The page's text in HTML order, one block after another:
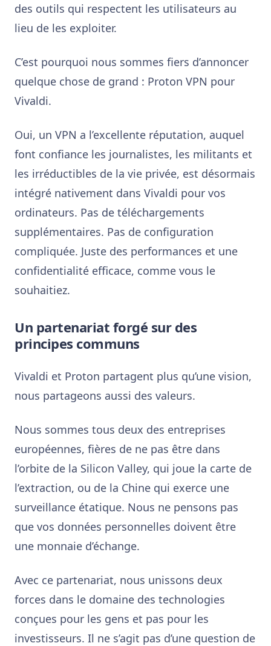
des outils qui respectent les utilisateurs au
lieu de les exploiter.
C’est pourquoi nous sommes fiers d’annoncer
quelque chose de grand : Proton VPN pour
Vivaldi.
Oui, un VPN a l’excellente réputation, auquel
font confiance les journalistes, les militants et
les irréductibles de la vie privée, est désormais
intégré nativement dans Vivaldi pour vos
ordinateurs. Pas de téléchargements
supplémentaires. Pas de configuration
compliquée. Juste des performances et une
confidentialité efficace, comme vous le
souhaitiez.
Un partenariat forgé sur des
principes communs
Vivaldi et Proton partagent plus qu’une vision,
nous partageons aussi des valeurs.
Nous sommes tous deux des entreprises
européennes, fières de ne pas être dans
l’orbite de la Silicon Valley, qui joue la carte de
l’extraction, ou de la Chine qui exerce une
surveillance étatique. Nous ne pensons pas
que vos données personnelles doivent être
une monnaie d’échange.
Avec ce partenariat, nous unissons deux
forces dans le domaine des technologies
conçues pour les gens et pas pour les
investisseurs. Il ne s’agit pas d’une question de